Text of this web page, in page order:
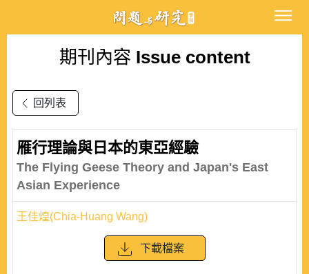
期刊內容 Issue content
回列表
雁行理論與日本的東亞經驗
The Flying Geese Theory and Japan's East
Asian Experience
王佳煌(Chia-Huang Wang)
下載檔案